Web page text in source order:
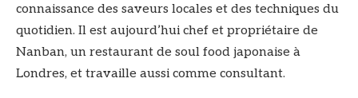
connaissance des saveurs locales et des techniques du
quotidien. Il est aujourd’hui chef et propriétaire de
Nanban, un restaurant de soul food japonaise à
Londres, et travaille aussi comme consultant.